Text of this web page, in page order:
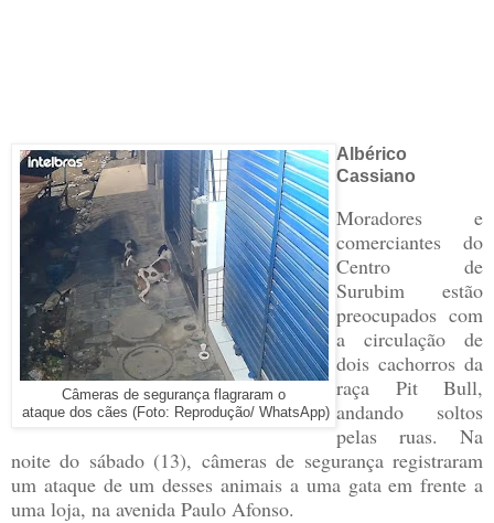
Câmeras de segurança flagraram o
ataque dos cães (Foto: Reprodução/ WhatsApp)
Albérico
Cassiano
Moradores e
comerciantes do
Centro de
Surubim estão
preocupados com
a circulação de
dois cachorros da
raça Pit Bull,
andando soltos
pelas ruas. Na
noite do sábado (13), câmeras de segurança registraram
um ataque de um desses animais a uma gata em frente a
uma loja, na avenida Paulo Afonso.